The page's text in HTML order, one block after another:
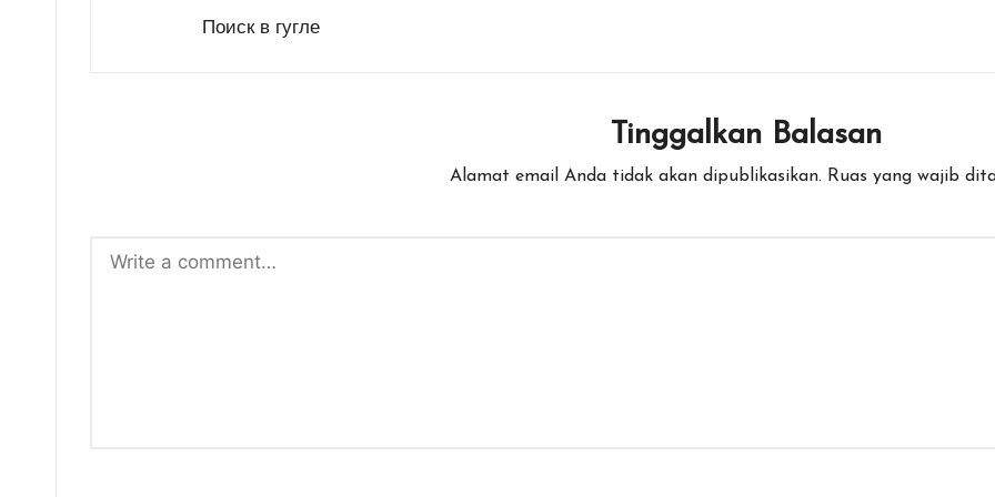
Поиск в гугле
Tinggalkan Balasan
Alamat email Anda tidak akan dipublikasikan. Ruas yang wajib